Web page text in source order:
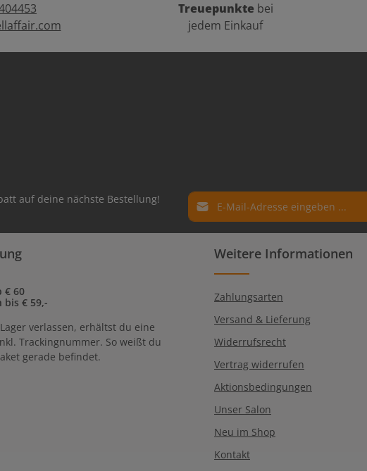
Treuepunkte bei
jedem Einkauf
auf deine nächste Bestellung! E-Mail-Adresse*
Datenschutz
Ich habe die
genommen und die
Die mit einem Stern (*) markierten
Pflichtfelder.
€ 60
bis € 59,-
verlassen, erhältst du eine
Trackingnummer. So weißt du
gerade befindet.
Weitere Informationen
Zahlungsarten
Versand & Lieferung
Widerrufsrecht
Vertrag widerrufen
Aktionsbedingungen
Unser Salon
Neu im Shop
Kontakt